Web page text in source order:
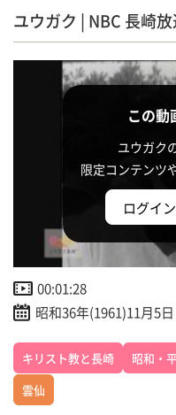
ユウガク | NBC 長崎
この動
ユウガク
限定コンテンツ
ログイン
00:01:28
昭和36年(1961)11月5日
キリスト教と長崎 昭和・
雲仙